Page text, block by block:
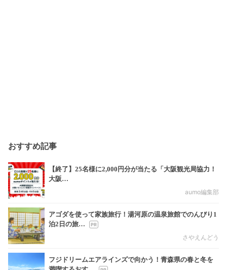
おすすめ記事
【終了】25名様に2,000円分が当たる「大阪観光局協力！
大阪…
aumo編集部
アゴダを使って家族旅行！湯河原の温泉旅館でのんびり1
泊2日の旅…
さやえんどう
フジドリームエアラインズで向かう！青森県の春と冬を